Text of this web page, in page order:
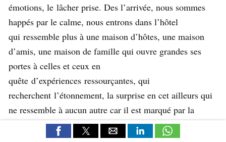
émotions, le lâcher prise. Des l’arrivée, nous sommes
happés par le calme, nous entrons dans l’hôtel
qui ressemble plus à une maison d’hôtes, une maison
d’amis, une maison de famille qui ouvre grandes ses
portes à celles et ceux en
quête d’expériences ressourçantes, qui
recherchent l’étonnement, la surprise en cet ailleurs qui
ne ressemble à aucun autre car il est marqué par la
personnalité forte du maitre des lieux, Éric Guérin, un
chef qui sait manier les émotions, les mots, les